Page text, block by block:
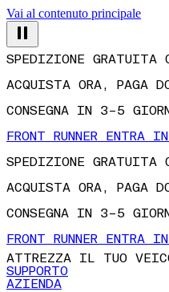
Vai al contenuto principale
SPEDIZIONE
ACQUISTA ORA, PAGA
CONSEGNA IN 3–5
FRONT RUNNER ENTRA
SPEDIZIONE
ACQUISTA ORA, PAGA
CONSEGNA IN 3–5
FRONT RUNNER ENTRA
ATTREZZA IL TUO
SUPPORTO
AZIENDA